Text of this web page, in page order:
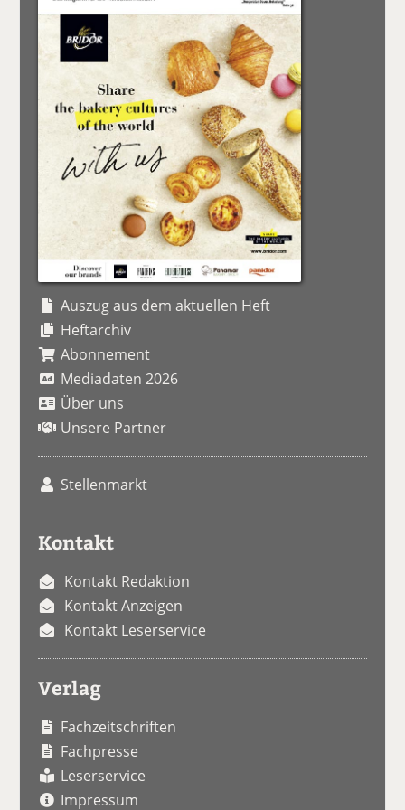
Auszug aus dem aktuellen Heft
Heftarchiv
Abonnement
Mediadaten 2026
Über uns
Unsere Partner
Stellenmarkt
Kontakt
Kontakt Redaktion
Kontakt Anzeigen
Kontakt Leserservice
Verlag
Fachzeitschriften
Fachpresse
Leserservice
Impressum